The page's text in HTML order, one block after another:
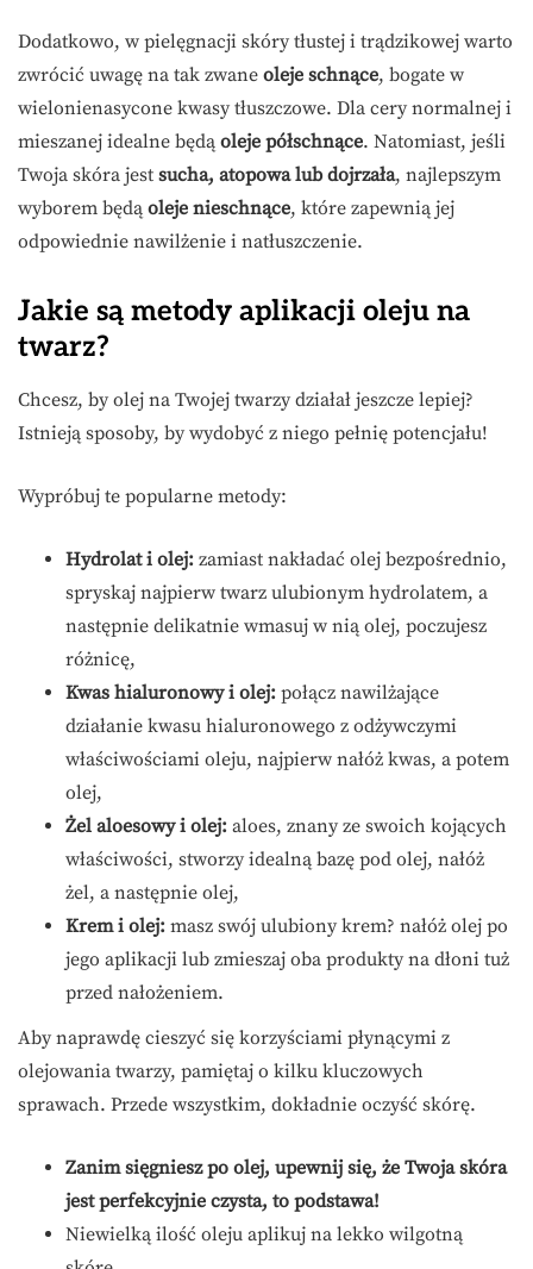
Dodatkowo, w pielęgnacji skóry tłustej i trądzikowej warto
zwrócić uwagę na tak zwane oleje schnące, bogate w
wielonienasycone kwasy tłuszczowe. Dla cery normalnej i
mieszanej idealne będą oleje półschnące. Natomiast, jeśli
Twoja skóra jest sucha, atopowa lub dojrzała, najlepszym
wyborem będą oleje nieschnące, które zapewnią jej
odpowiednie nawilżenie i natłuszczenie.
Jakie są metody aplikacji oleju na
twarz?
Chcesz, by olej na Twojej twarzy działał jeszcze lepiej?
Istnieją sposoby, by wydobyć z niego pełnię potencjału!
Wypróbuj te popularne metody:
Hydrolat i olej: zamiast nakładać olej bezpośrednio,
spryskaj najpierw twarz ulubionym hydrolatem, a
następnie delikatnie wmasuj w nią olej, poczujesz
różnicę,
Kwas hialuronowy i olej: połącz nawilżające
działanie kwasu hialuronowego z odżywczymi
właściwościami oleju, najpierw nałóż kwas, a potem
olej,
Żel aloesowy i olej: aloes, znany ze swoich kojących
właściwości, stworzy idealną bazę pod olej, nałóż
żel, a następnie olej,
Krem i olej: masz swój ulubiony krem? nałóż olej po
jego aplikacji lub zmieszaj oba produkty na dłoni tuż
przed nałożeniem.
Aby naprawdę cieszyć się korzyściami płynącymi z
olejowania twarzy, pamiętaj o kilku kluczowych
sprawach. Przede wszystkim, dokładnie oczyść skórę.
Zanim sięgniesz po olej, upewnij się, że Twoja skóra
jest perfekcyjnie czysta, to podstawa!
Niewielką ilość oleju aplikuj na lekko wilgotną